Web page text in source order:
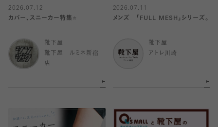
2026.07.12
カバー、スニーカー特集⭐️
靴下屋
靴下屋 ルミネ新宿
店
2026.07.11
メンズ 「FULL MESH」シリーズ。
靴下屋
アトレ川崎